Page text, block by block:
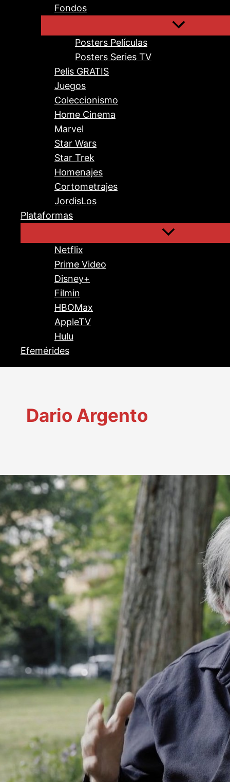
Fondos
Posters Películas
Posters Series TV
Pelis GRATIS
Juegos
Coleccionismo
Home Cinema
Marvel
Star Wars
Star Trek
Homenajes
Cortometrajes
JordisLos
Plataformas
Netflix
Prime Video
Disney+
Filmin
HBOMax
AppleTV
Hulu
Efemérides
Dario Argento